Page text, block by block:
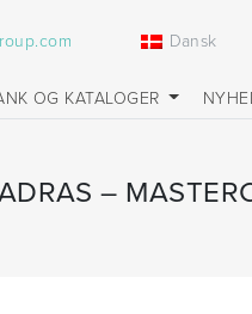
Dansk
OG KATALOGER
–